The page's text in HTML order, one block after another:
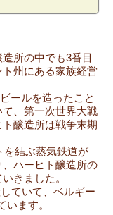
所の中でも3番目
州にある家族経営
ールを造ったこと
、第一次世界大戦
醸造所は戦争末期
を結ぶ蒸気鉄道が
ハーヒト醸造所の
きました。
ていて、ベルギー
ます。